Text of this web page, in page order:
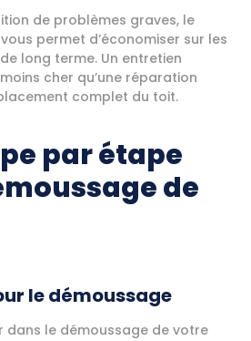
de problèmes graves, le
permet d’économiser sur les
long terme. Un entretien
cher qu’une réparation
complet du toit.
par étape
de
le démoussage
dans le démoussage de votre